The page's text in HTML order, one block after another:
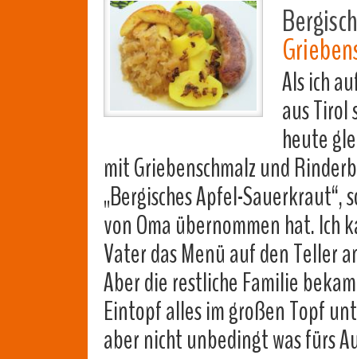
Als ich
aus Tirol
heute
mit Griebenschmalz und
„Bergisches Apfel-Sauerkraut“,
von Oma übernommen hat. Ich
Vater das Menü auf den Teller
Aber die restliche Familie
Eintopf alles im großen Topf
aber nicht unbedingt was fürs